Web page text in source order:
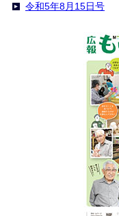
令和5年8月15日号